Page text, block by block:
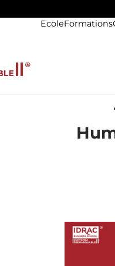
EcoleFormations